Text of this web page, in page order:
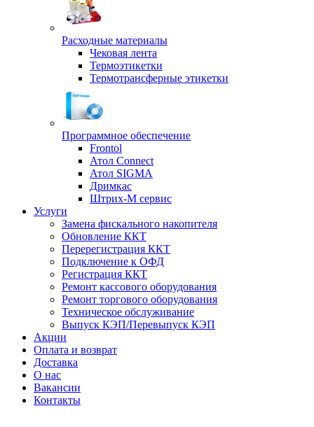
Расходные материалы
Чековая лента
Термоэтикетки
Термотрансферные этикетки
Программное обеспечение
Frontol
Атол Connect
Атол SIGMA
Дримкас
Штрих-М сервис
Услуги
Замена фискального накопителя
Обновление ККТ
Перерегистрация ККТ
Подключение к ОФД
Регистрация ККТ
Ремонт кассового оборудования
Ремонт торгового оборудования
Техническое обслуживание
Выпуск КЭП/Перевыпуск КЭП
Акции
Оплата и возврат
Доставка
О нас
Вакансии
Контакты